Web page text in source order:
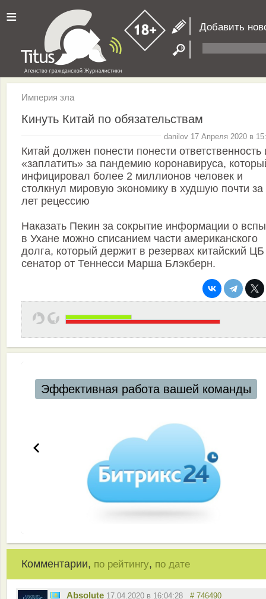
≡ Добавить
Империя зла
Кинуть Китай по обязательствам
danilov 17 Апреля 2020 в
Китай должен понести понести ответственность
«заплатить» за пандемию коронавируса,
инфицировал более 2 миллионов человек и
столкнул мировую экономику в худшую почти за
лет рецессию
Наказать Пекин за сокрытие информации о
в Ухане можно списанием части американского
долга, который держит в резервах китайский
сенатор от Теннесси Марша Блэкберн.
Эффективная работа вашей команды
Комментарии, по рейтингу, по дате
Absolute 17.04.2020 в 16:04:28 # 746490